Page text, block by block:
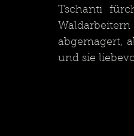
Tschanti
abgemagert,